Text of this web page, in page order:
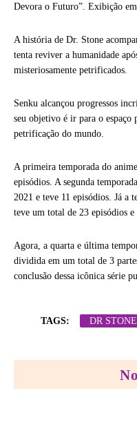
Devora o Futuro”. Exibição
A história de Dr. Stone
tenta reviver a humanidade
misteriosamente petrificados.
Senku alcançou progressos
seu objetivo é ir para o espaço
petrificação do mundo.
A primeira temporada do
episódios. A segunda
2021 e teve 11 episódios. Já a
teve um total de 23 episódios
Agora, a quarta e última
dividida em um total de 3
conclusão dessa icônica série
TAGS: DR STONE